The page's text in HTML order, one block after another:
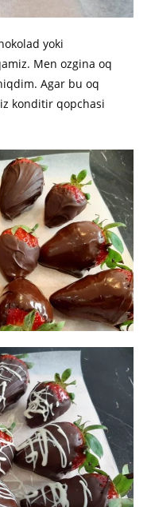
yoki
Men ozgina oq
Agar bu oq
konditir qopchasi